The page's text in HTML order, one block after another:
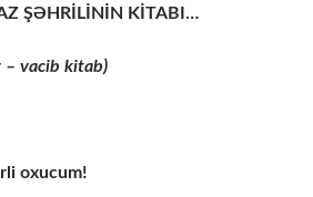
ŞƏHRİLİNİN KİTABI…
– vacib kitab)
oxucum!